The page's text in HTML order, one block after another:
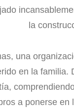
la
una
en la familia.
a ponerse en